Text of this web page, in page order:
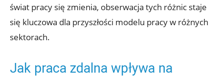
świat pracy się zmienia, obserwacja⁣ tych różnic staje
się kluczowa dla przyszłości modelu pracy w ⁣różnych
sektorach.
Jak praca ‌zdalna wpływa na